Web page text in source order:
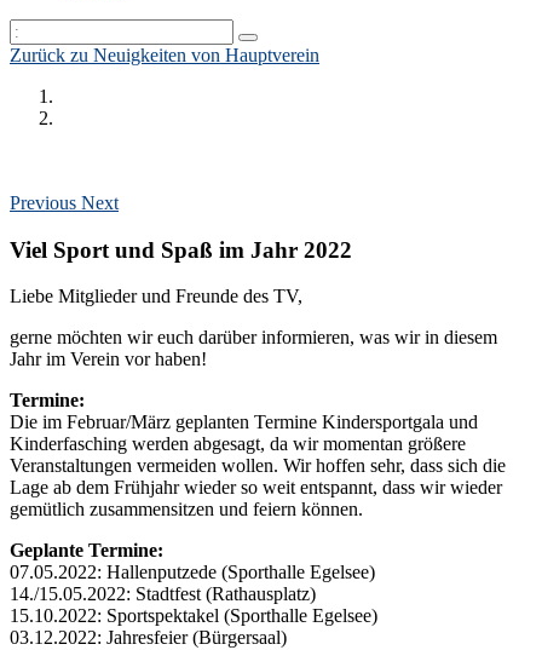
Zurück zu Neuigkeiten von Hauptverein
Previous Next
Viel Sport und Spaß im Jahr 2022
Liebe Mitglieder und Freunde des TV,
gerne möchten wir euch darüber informieren, was wir in diesem
Jahr im Verein vor haben!
Termine:
Die im Februar/März geplanten Termine Kindersportgala und
Kinderfasching werden abgesagt, da wir momentan größere
Veranstaltungen vermeiden wollen. Wir hoffen sehr, dass sich die
Lage ab dem Frühjahr wieder so weit entspannt, dass wir wieder
gemütlich zusammensitzen und feiern können.
Geplante Termine:
07.05.2022: Hallenputzede (Sporthalle Egelsee)
14./15.05.2022: Stadtfest (Rathausplatz)
15.10.2022: Sportspektakel (Sporthalle Egelsee)
03.12.2022: Jahresfeier (Bürgersaal)